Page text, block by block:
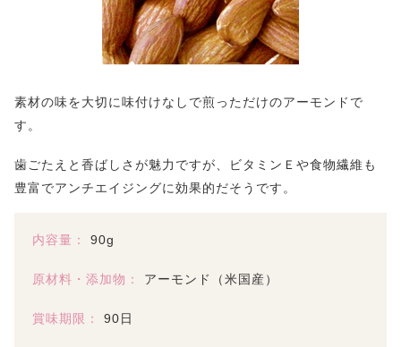
素材の味を大切に味付けなしで煎っただけのアーモンドで
す。
歯ごたえと香ばしさが魅力ですが、ビタミンＥや食物繊維も
豊富でアンチエイジングに効果的だそうです。
内容量： 90g
原材料・添加物： アーモンド（米国産）
賞味期限： 90日